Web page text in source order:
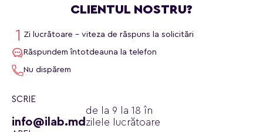
CLIENTUL NOSTRU?
Zi lucrătoare - viteza de răspuns la solicitări
Răspundem întotdeauna la telefon
Nu dispărem
SCRIE
info@ilab.md
de la 9 la 18 în
zilele lucrătoare